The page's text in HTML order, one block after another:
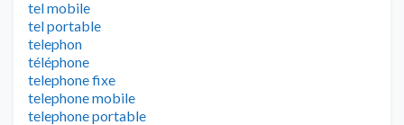
tel mobile
tel portable
telephon
téléphone
telephone fixe
telephone mobile
telephone portable